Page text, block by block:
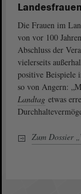
Die Frauen im
von vor 100
Abschluss der
vielerseits
positive Beispiele
so von Angern:
Landtag etwas
Zum Dossier